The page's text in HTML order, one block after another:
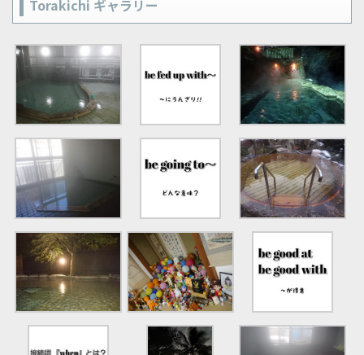
Torakichi ギャラリー